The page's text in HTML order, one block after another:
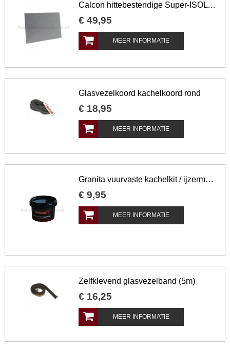
Calcon hittebestendige Super-ISOL 1000 calciumsilicaat isolatieplaat | 1000 x 610 x 30 mm
€ 49,95
MEER INFORMATIE
Glasvezelkoord kachelkoord rond
€ 18,95
MEER INFORMATIE
Granita vuurvaste kachelkit / ijzermastic in pot
€ 9,95
MEER INFORMATIE
Zelfklevend glasvezelband (5m)
€ 16,25
MEER INFORMATIE